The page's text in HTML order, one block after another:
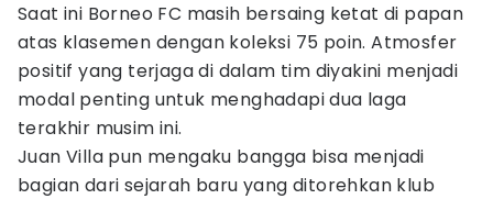
Saat ini Borneo FC masih bersaing ketat di papan
atas klasemen dengan koleksi 75 poin. Atmosfer
positif yang terjaga di dalam tim diyakini menjadi
modal penting untuk menghadapi dua laga
terakhir musim ini.
Juan Villa pun mengaku bangga bisa menjadi
bagian dari sejarah baru yang ditorehkan klub